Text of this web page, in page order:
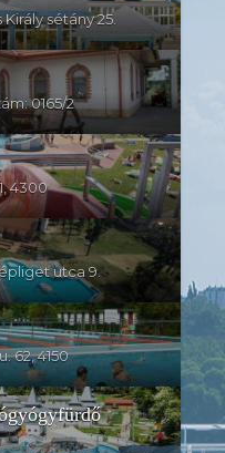
sétány 25.
0165/2
4300
utca 9.
62, 4150